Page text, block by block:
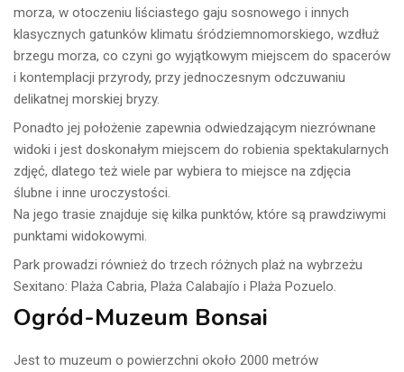
morza, w otoczeniu liściastego gaju sosnowego i innych
klasycznych gatunków klimatu śródziemnomorskiego, wzdłuż
brzegu morza, co czyni go wyjątkowym miejscem do spacerów
i kontemplacji przyrody, przy jednoczesnym odczuwaniu
delikatnej morskiej bryzy.
Ponadto jej położenie zapewnia odwiedzającym niezrównane
widoki i jest doskonałym miejscem do robienia spektakularnych
zdjęć, dlatego też wiele par wybiera to miejsce na zdjęcia
ślubne i inne uroczystości.
Na jego trasie znajduje się kilka punktów, które są prawdziwymi
punktami widokowymi.
Park prowadzi również do trzech różnych plaż na wybrzeżu
Sexitano: Plaża Cabria, Plaża Calabajío i Plaża Pozuelo.
Ogród-Muzeum Bonsai
Jest to muzeum o powierzchni około 2000 metrów